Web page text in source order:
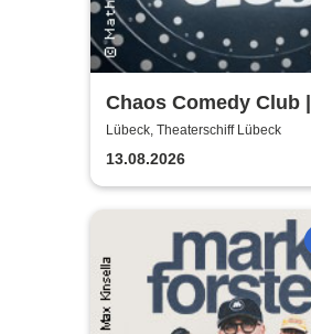
Chaos Comedy Club |
Theaterschiff Lübeck
Lübeck, Theaterschiff Lübeck
13.08.2026